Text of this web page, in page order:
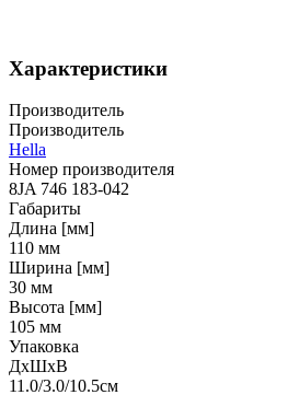
Характеристики
Производитель
Производитель
Hella
Номер производителя
8JA 746 183-042
Габариты
Длина [мм]
110 мм
Ширина [мм]
30 мм
Высота [мм]
105 мм
Упаковка
ДхШхВ
11.0/3.0/10.5см